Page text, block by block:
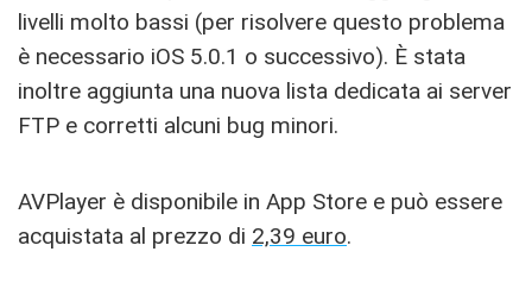
livelli molto bassi (per risolvere questo problema
è necessario iOS 5.0.1 o successivo). È stata
inoltre aggiunta una nuova lista dedicata ai server
FTP e corretti alcuni bug minori.
AVPlayer è disponibile in App Store e può essere
acquistata al prezzo di 2,39 euro.